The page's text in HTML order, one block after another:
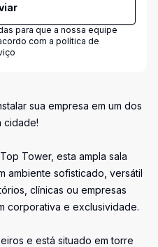
para que a nossa equipe
com a política de
sua empresa em um dos
cidade!
Tower, esta ampla sala
ambiente sofisticado, versátil
clínicas ou empresas
corporativa e exclusividade.
e está situado em torre